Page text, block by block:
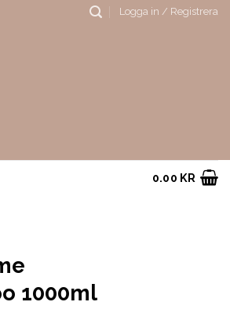
Logga in / Registrera
0.00 KR
1000ml